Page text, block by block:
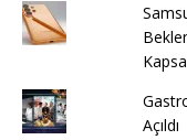
Açıldı